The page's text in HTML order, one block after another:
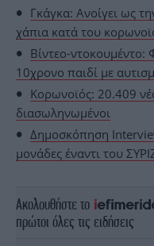
Γκάγκα: Ανοίγει ως
χάπια κατά του
Bίντεο-
10χρονο παιδί με
Κορωνοϊός: 20.409
διασωληνωμένοι
Δημοσκόπηση
μονάδες έναντι του
Ακολουθήστε το
πρώτοι όλες τις ειδήσεις